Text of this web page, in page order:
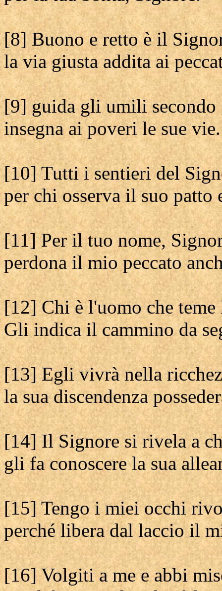
[8] Buono e retto è il
la via giusta addita ai
[9] guida gli umili secondo
insegna ai poveri le sue vie.
[10] Tutti i sentieri del
per chi osserva il suo patto
[11] Per il tuo nome,
perdona il mio peccato
[12] Chi è l'uomo che teme
Gli indica il cammino da
[13] Egli vivrà nella
la sua discendenza
[14] Il Signore si rivela a
gli fa conoscere la sua
[15] Tengo i miei occhi
perché libera dal laccio il
[16] Volgiti a me e abbi